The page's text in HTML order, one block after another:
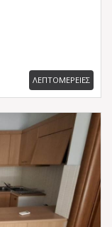
ΛΕΠΤΟΜΕΡΕΙΕΣ